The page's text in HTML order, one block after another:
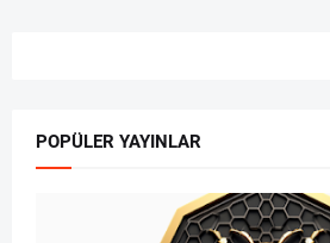
POPÜLER YAYINLAR